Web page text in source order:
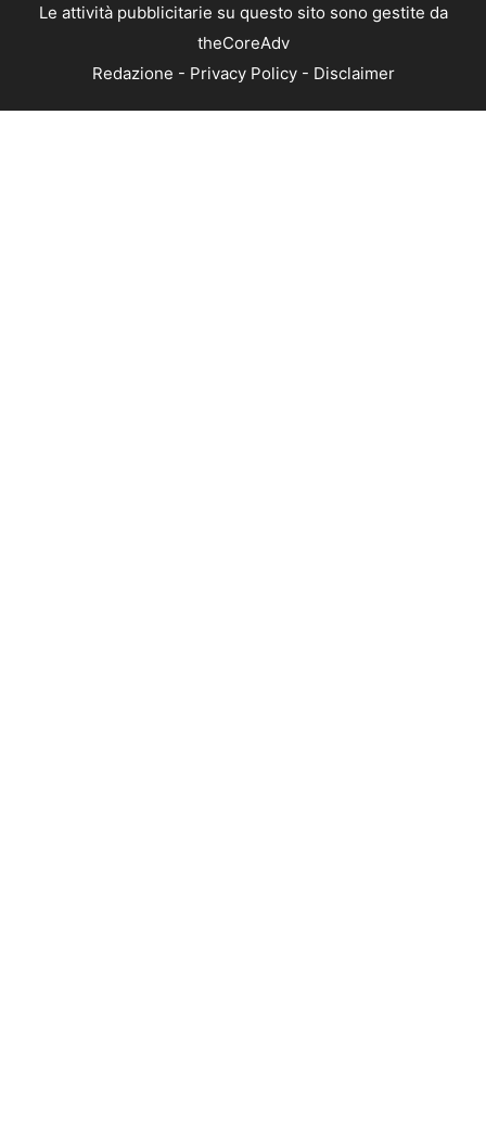
Le attività pubblicitarie su questo sito sono gestite da
theCoreAdv
Redazione - Privacy Policy- Disclaimer